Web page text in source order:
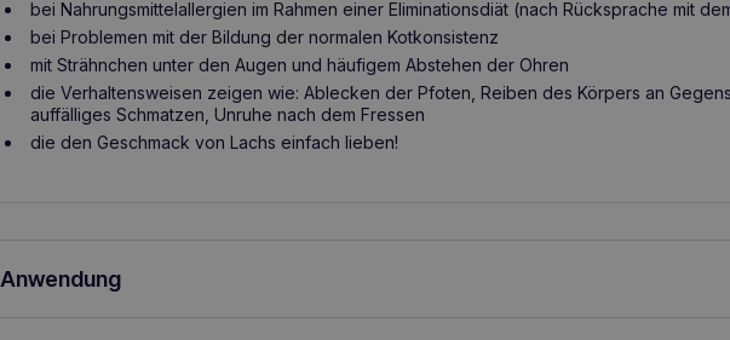
bei Nahrungsmittelallergien im Rahmen einer Eliminationsdiät (nach Rücksprache mit
bei Problemen mit der Bildung der normalen Kotkonsistenz
mit Strähnchen unter den Augen und häufigem Abstehen der Ohren
die Verhaltensweisen zeigen wie: Ablecken der Pfoten, Reiben des Körpers an
auffälliges Schmatzen, Unruhe nach dem Fressen
die den Geschmack von Lachs einfach lieben!
Anwendung